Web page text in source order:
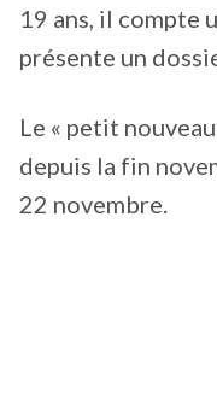
19 ans, il compte
présente un
Le « petit
depuis la fin
22 novembre.